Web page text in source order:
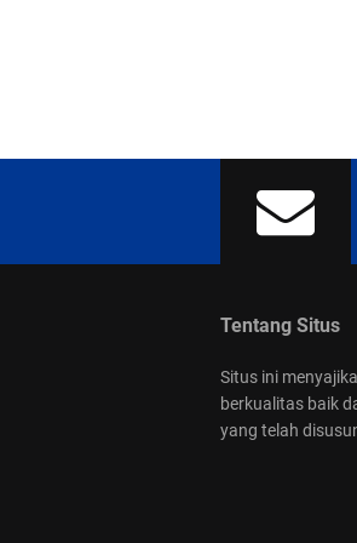
Tentang Situs
Situs ini
berkualitas baik
yang telah